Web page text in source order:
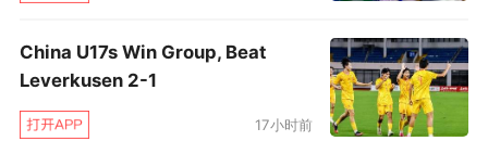
China U17s Win Group, Beat
Leverkusen 2-1
17小时前